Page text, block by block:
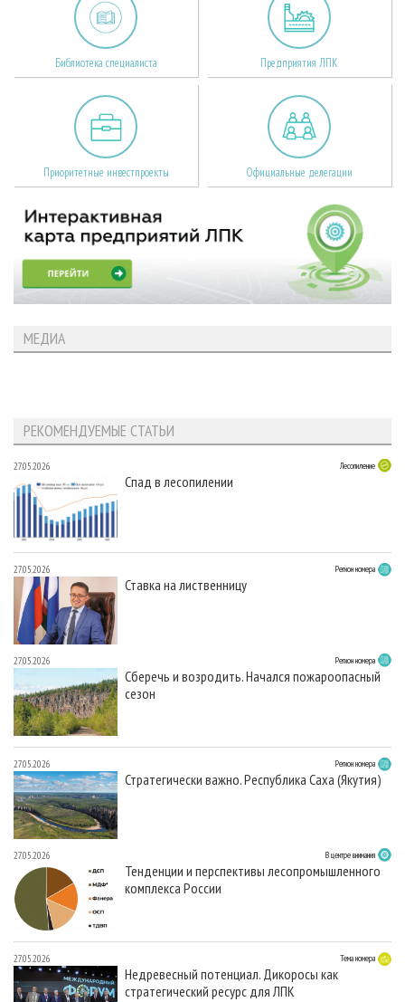
Библиотека специалиста Предприятия ЛПК
Приоритетные инвестпроекты Официальные делегации
МЕДИА
РЕКОМЕНДУЕМЫЕ СТАТЬИ
27.05.2026 Лесопиление
Спад в лесопилении
27.05.2026 Регион номера
Ставка на лиственницу
27.05.2026 Регион номера
Сберечь и возродить. Начался пожароопасный
сезон
27.05.2026 Регион номера
Стратегически важно. Республика Саха (Якутия)
27.05.2026 В центре внимания
Тенденции и перспективы лесопромышленного
комплекса России
27.05.2026 Тема номера
Недревесный потенциал. Дикоросы как
стратегический ресурс для ЛПК